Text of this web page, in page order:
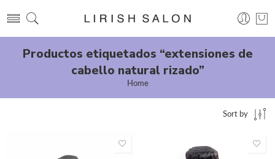
Productos etiquetados “extensiones de
cabello natural rizado”
Home
Sort by